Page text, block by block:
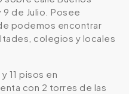
de Julio. Posee
podemos encontrar
colegios y locales
11 pisos en
con 2 torres de las